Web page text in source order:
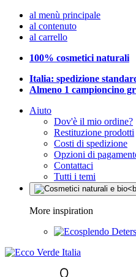
al menù principale
al contenuto
al carrello
100% cosmetici naturali
Italia: spedizione
Almeno 1 campioncino
Aiuto
Dov'è il mio ordine?
Restituzione prodotti
Costi di spedizione
Opzioni di
Contattaci
Tutti i temi
More inspiration